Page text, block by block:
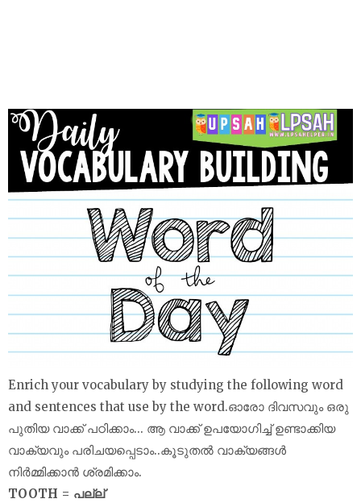
Enrich your vocabulary by studying the following word
and sentences that use by the word.ഓരോ ദിവസവും ഒരു
പുതിയ വാക്ക് പഠിക്കാം... ആ വാക്ക് ഉപയോഗിച്ച് ഉണ്ടാക്കിയ
വാക്യവും പരിചയപ്പെടാം..കൂടുതൽ വാക്യങ്ങൾ
നിർമ്മിക്കാൻ ശ്രമിക്കാം.
TOOTH = പല്ല്